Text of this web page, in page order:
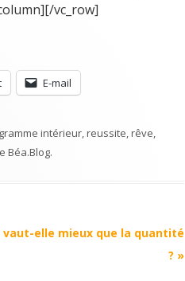
vc_row]
E-mail
intérieur,reussite,rêve,
Béa.Blog.
vaut-elle mieux que la quantité
? »